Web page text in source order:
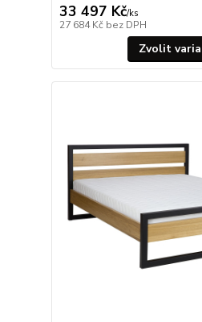
33 497 Kč/ks
27 684 Kč bez DPH
Zvolit